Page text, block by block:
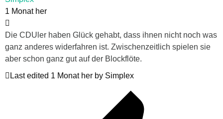
1 Monat her
Die CDUler haben Glück gehabt, dass ihnen nicht noch was
ganz anderes widerfahren ist. Zwischenzeitlich spielen sie
aber schon ganz gut auf der Blockflöte.
Last edited 1 Monat her by Simplex